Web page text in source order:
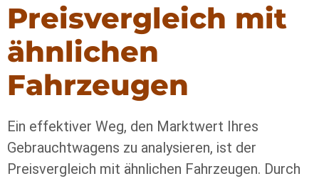
Preisvergleich mit
ähnlichen
Fahrzeugen
Ein effektiver Weg, den Marktwert Ihres
Gebrauchtwagens zu analysieren, ist der
Preisvergleich mit ähnlichen Fahrzeugen. Durch